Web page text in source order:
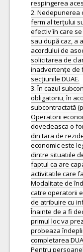
respingerea
2. Nedepunerea
ferm al terțului
efectiv în care
sau după caz, a
acordului de
solicitarea de
inadvertențe de
secțiunile DUAE.
3. În cazul
obligatoriu, în
subcontractată
Operatorii
dovedeasca o
din tara de
economic este
dintre situatiile
faptul ca are
activitatile care
Modalitate de
catre operatorii
de atribuire cu
Înainte de a fi
primul loc va
probeaza
completarea
Pentru